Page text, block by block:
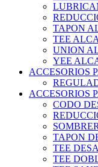
TAPON
TEE
UNION
YEE
ACCESORIOS
ACCESORIOS
CODO
TAPON
TEE
TEE